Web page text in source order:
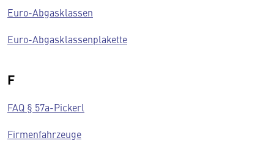
Euro-Abgasklassen
Euro-Abgasklassenplakette
F
FAQ § 57a-Pickerl
Firmenfahrzeuge